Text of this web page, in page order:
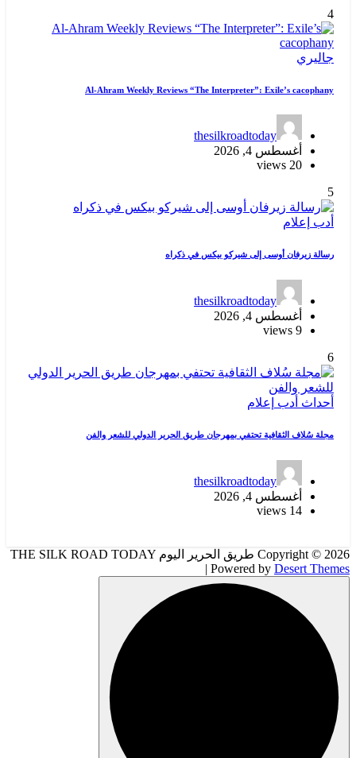
4
جاليري
Al-Ahram Weekly Reviews “The Interpreter”: Exile’s cacophany
thesilkroadtoday
أغسطس 4, 2026
20 views
5
أدب إعلام
رسالة زيرفان أوسى إلى شيركو بيكس في ذكراه
thesilkroadtoday
أغسطس 4, 2026
9 views
6
أحداث أدب إعلام
مجلة سُلاف الثقافية تحتفي بمهرجان طريق الحرير الدولي للشعر والفن
thesilkroadtoday
أغسطس 4, 2026
14 views
Copyright © 2026 طريق الحرير اليوم THE SILK ROAD TODAY
| Powered by Desert Themes